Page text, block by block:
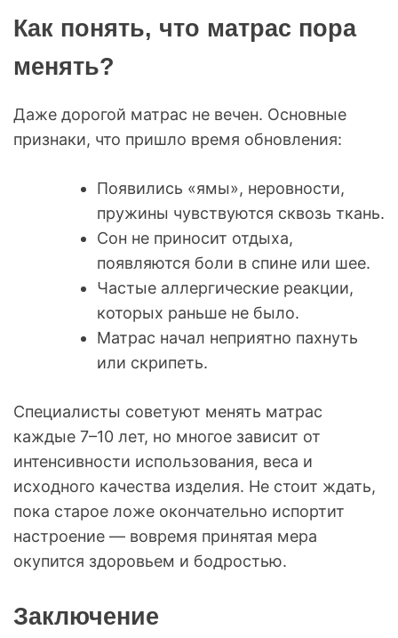
Как понять, что матрас пора
менять?
Даже дорогой матрас не вечен. Основные
признаки, что пришло время обновления:
Появились «ямы», неровности,
пружины чувствуются сквозь ткань.
Сон не приносит отдыха,
появляются боли в спине или шее.
Частые аллергические реакции,
которых раньше не было.
Матрас начал неприятно пахнуть
или скрипеть.
Специалисты советуют менять матрас
каждые 7–10 лет, но многое зависит от
интенсивности использования, веса и
исходного качества изделия. Не стоит ждать,
пока старое ложе окончательно испортит
настроение — вовремя принятая мера
окупится здоровьем и бодростью.
Заключение